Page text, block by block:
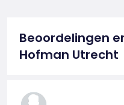
Beoordelingen
Hofman Utrecht